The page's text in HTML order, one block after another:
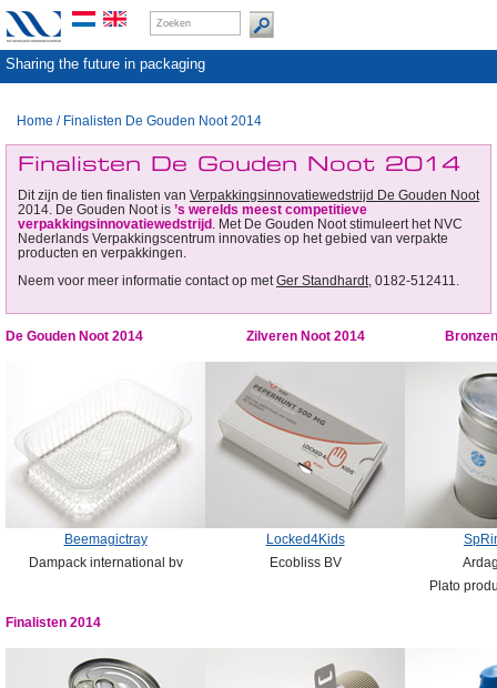
Sharing the future in packaging
Home / Finalisten De Gouden Noot 2014
Finalisten De Gouden Noot 2014
Dit zijn de tien finalisten van Verpakkingsinnovatiewedstrijd De Gouden Noot
2014. De Gouden Noot is ’s werelds meest competitieve
verpakkingsinnovatiewedstrijd . Met De Gouden Noot stimuleert het NVC
Nederlands Verpakkingscentrum innovaties op het gebied van verpakte
producten en verpakkingen.
Neem voor meer informatie contact op metGer Standhardt, 0182-512411.
De Gouden Noot 2014 Zilveren Noot 2014
Beemagictray
Dampack international bv
Locked4Kids
Ecobliss BV
Plato
Finalisten 2014